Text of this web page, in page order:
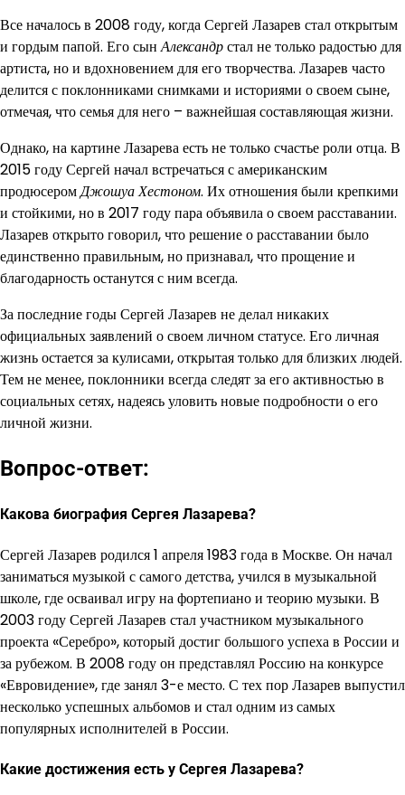
Все началось в 2008 году, когда Сергей Лазарев стал открытым
и гордым папой. Его сынАлександрстал не только радостью для
артиста, но и вдохновением для его творчества. Лазарев часто
делится с поклонниками снимками и историями о своем сыне,
отмечая, что семья для него – важнейшая составляющая жизни.
Однако, на картине Лазарева есть не только счастье роли отца. В
2015 году Сергей начал встречаться с американским
продюсеромДжошуа Хестоном. Их отношения были крепкими
и стойкими, но в 2017 году пара объявила о своем расставании.
Лазарев открыто говорил, что решение о расставании было
единственно правильным, но признавал, что прощение и
благодарность останутся с ним всегда.
За последние годы Сергей Лазарев не делал никаких
официальных заявлений о своем личном статусе. Его личная
жизнь остается за кулисами, открытая только для близких людей.
Тем не менее, поклонники всегда следят за его активностью в
социальных сетях, надеясь уловить новые подробности о его
личной жизни.
Вопрос-ответ:
Какова биография Сергея Лазарева?
Сергей Лазарев родился 1 апреля 1983 года в Москве. Он начал
заниматься музыкой с самого детства, учился в музыкальной
школе, где осваивал игру на фортепиано и теорию музыки. В
2003 году Сергей Лазарев стал участником музыкального
проекта «Серебро», который достиг большого успеха в России и
за рубежом. В 2008 году он представлял Россию на конкурсе
«Евровидение», где занял 3-е место. С тех пор Лазарев выпустил
несколько успешных альбомов и стал одним из самых
популярных исполнителей в России.
Какие достижения есть у Сергея Лазарева?